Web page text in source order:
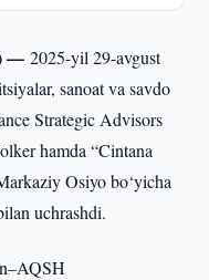
—2025-yil 29-avgust
sanoat va savdo
Strategic Advisors
hamda “Cintana
Osiyo bo‘yicha
uchrashdi.